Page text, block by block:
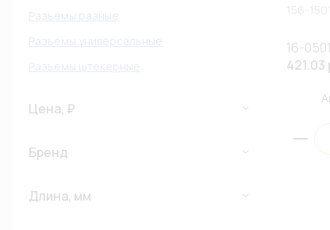
Разъемы разные
Разъемы универсальные
Разъемы штекерные
Цена, ₽
Бренд
Длина, мм
16-0501
421.03